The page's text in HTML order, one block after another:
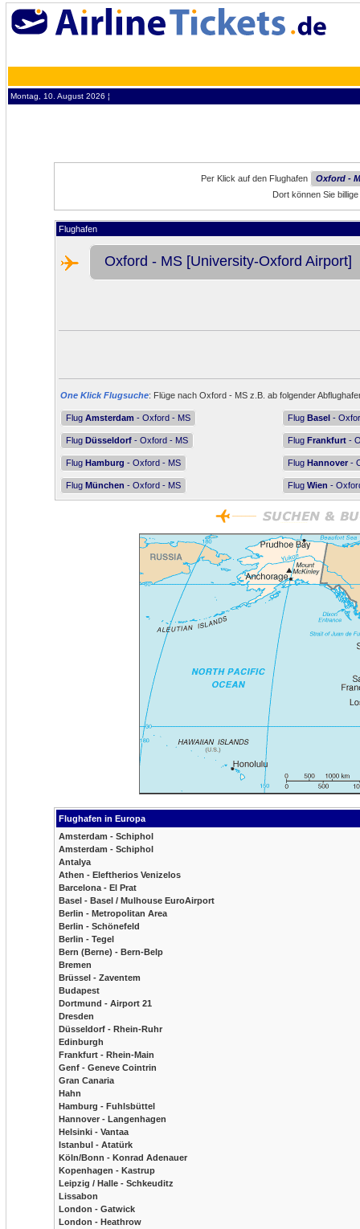
Montag, 10. August 2026 ¦
Per Klick auf den Flughafen
Oxford -
Dort können Sie
Flughafen
Oxford - MS [University-Oxford Airport]
One Klick Flugsuche: Flüge nach Oxford - MS z.B. ab folgender
Flug Amsterdam - Oxford - MS Flug Basel -
Flug Düsseldorf - Oxford - MS Flug Frankfurt -
Flug Hamburg - Oxford - MS Flug Hannover -
Flug München - Oxford - MS Flug Wien -
Flughafen in Europa
Amsterdam - Schiphol
Amsterdam - Schiphol
Antalya
Athen - Eleftherios Venizelos
Barcelona - El Prat
Basel - Basel / Mulhouse EuroAirport
Berlin - Metropolitan Area
Berlin - Schönefeld
Berlin - Tegel
Bern (Berne) - Bern-Belp
Bremen
Brüssel - Zaventem
Budapest
Dortmund - Airport 21
Dresden
Düsseldorf - Rhein-Ruhr
Edinburgh
Frankfurt - Rhein-Main
Genf - Geneve Cointrin
Gran Canaria
Hahn
Hamburg - Fuhlsbüttel
Hannover - Langenhagen
Helsinki - Vantaa
Istanbul - Atatürk
Köln/Bonn - Konrad Adenauer
Kopenhagen - Kastrup
Leipzig / Halle - Schkeuditz
Lissabon
London - Gatwick
London - Heathrow